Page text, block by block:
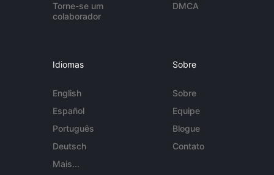
Torne-se um
colaborador
DMCA
Idiomas
English
Español
Português
Deutsch
Mais...
Sobre
Sobre
Equipe
Blogue
Contato